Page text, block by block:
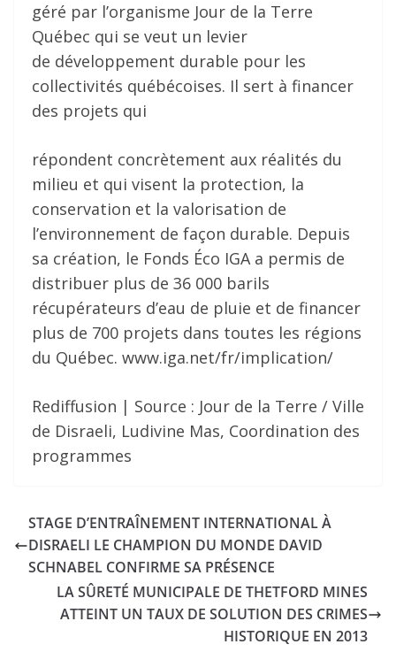
géré par l’organisme Jour de la Terre
Québec qui se veut un levier
de développement durable pour les
collectivités québécoises. Il sert à financer
des projets qui
répondent concrètement aux réalités du
milieu et qui visent la protection, la
conservation et la valorisation de
l’environnement de façon durable. Depuis
sa création, le Fonds Éco IGA a permis de
distribuer plus de 36 000 barils
récupérateurs d’eau de pluie et de financer
plus de 700 projets dans toutes les régions
du Québec. www.iga.net/fr/implication/
Rediffusion | Source : Jour de la Terre / Ville
de Disraeli, Ludivine Mas, Coordination des
programmes
STAGE D’ENTRAÎNEMENT INTERNATIONAL À
DISRAELI LE CHAMPION DU MONDE DAVID
SCHNABEL CONFIRME SA PRÉSENCE
LA SÛRETÉ MUNICIPALE DE THETFORD MINES
ATTEINT UN TAUX DE SOLUTION DES CRIMES
HISTORIQUE EN 2013